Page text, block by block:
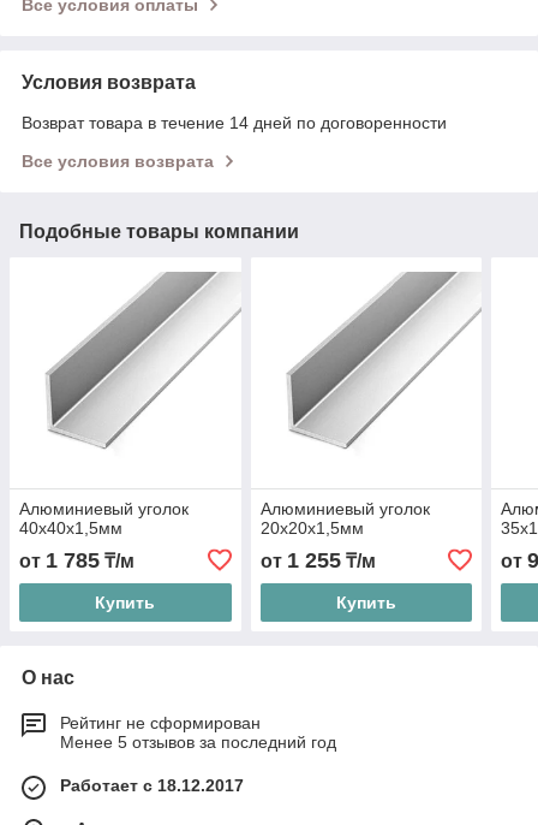
Все условия оплаты
Условия возврата
Возврат товара в течение 14 дней по договоренности
Все условия возврата
Подобные товары компании
Алюминиевый уголок
40х40х1,5мм
от 1 785 ₸/м
Купить
Алюминиевый уголок
20х20х1,5мм
от 1 255₸/м
Купить
от
О нас
Рейтинг не сформирован
Менее 5 отзывов за последний год
Работает с 18.12.2017